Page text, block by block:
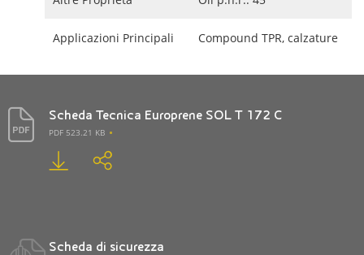
Applicazioni Principali Compound TPR, calzature
Scheda Tecnica Europrene SOL T 172 C
PDF 523.21 KB
Scheda di sicurezza